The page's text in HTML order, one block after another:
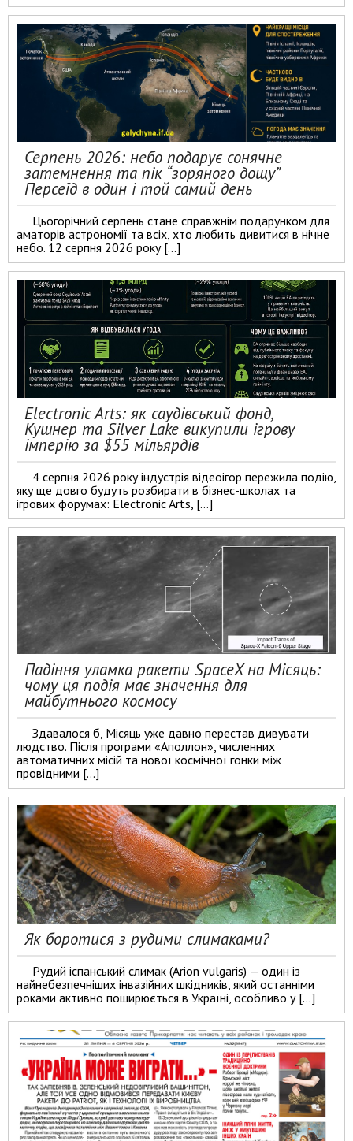
Серпень 2026: небо подарує сонячне
затемнення та пік “зоряного дощу”
Персеїд в один і той самий день
Цьогорічний серпень стане справжнім подарунком для
аматорів астрономії та всіх, хто любить дивитися в нічне
небо. 12 серпня 2026 року […]
Electronic Arts: як саудівський фонд,
Кушнер та Silver Lake викупили ігрову
імперію за $55 мільярдів
4 серпня 2026 року індустрія відеоігор пережила подію,
яку ще довго будуть розбирати в бізнес-школах та
ігрових форумах: Electronic Arts, […]
Падіння уламка ракети SpaceX на Місяць:
чому ця подія має значення для
майбутнього космосу
Здавалося б, Місяць уже давно перестав дивувати
людство. Після програми «Аполлон», численних
автоматичних місій та нової космічної гонки між
провідними […]
Як боротися з рудими слимаками?
Рудий іспанський слимак (Arion vulgaris) — один із
найнебезпечніших інвазійних шкідників, який останніми
роками активно поширюється в Україні, особливо у […]